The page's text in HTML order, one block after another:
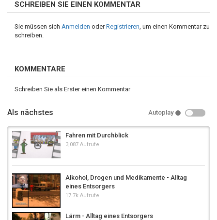
SCHREIBEN SIE EINEN KOMMENTAR
Sie müssen sich Anmelden oderRegistrieren, um einen Kommentar zu
schreiben.
KOMMENTARE
Schreiben Sie als Erster einen Kommentar
Als nächstes Autoplay
Fahren mit Durchblick
3,087 Aufrufe
Alkohol, Drogen und Medikamente - Alltag
eines Entsorgers
17.7k Aufrufe
Lärm - Alltag eines Entsorgers